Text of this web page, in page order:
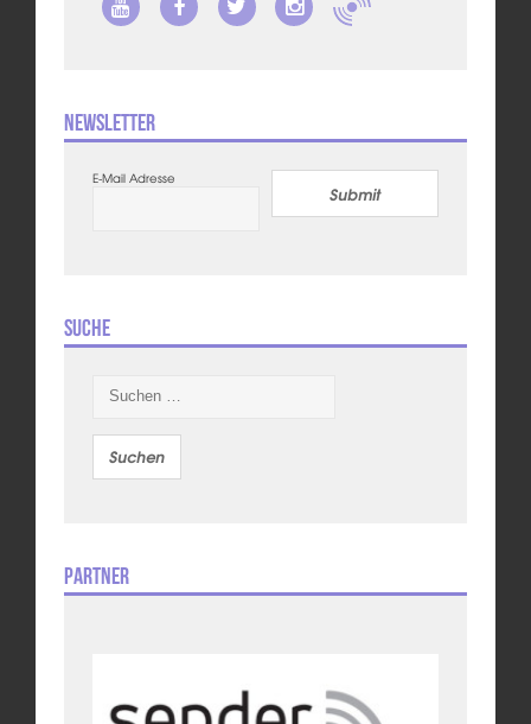
Newsletter
E-Mail Adresse
Submit
Suche
nach:
Partner